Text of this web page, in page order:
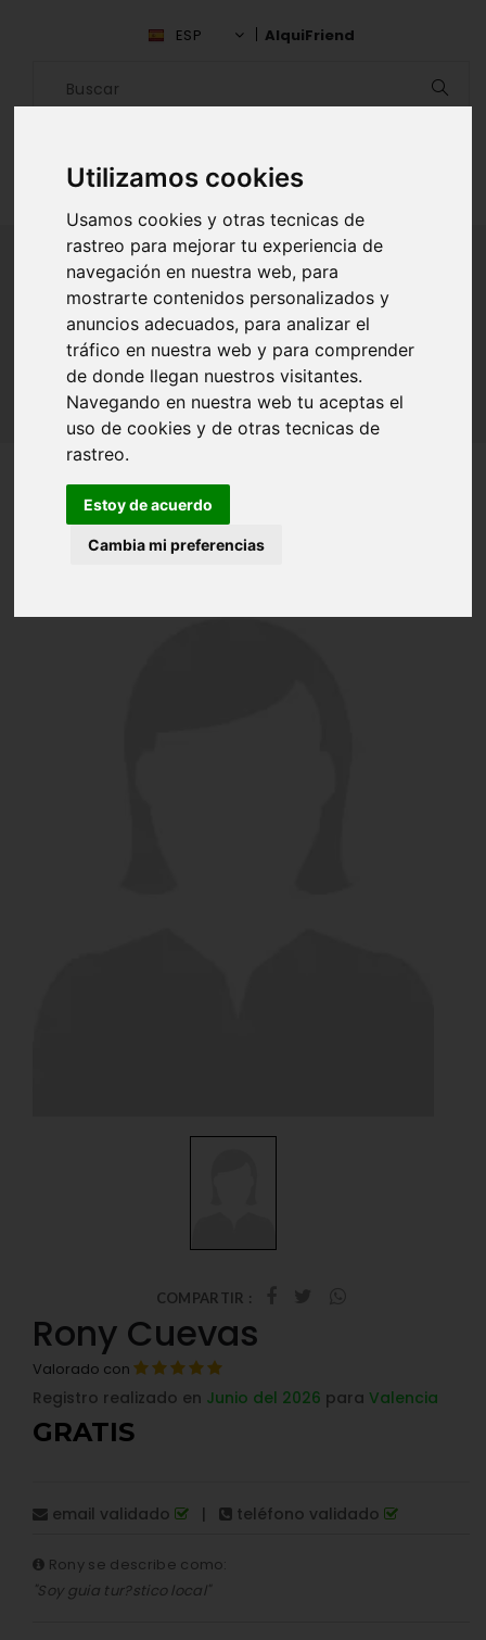
Utilizamos cookies
Usamos cookies y otras tecnicas de
rastreo para mejorar tu experiencia de
navegación en nuestra web, para
mostrarte contenidos personalizados y
anuncios adecuados, para analizar el
tráfico en nuestra web y para comprender
de donde llegan nuestros visitantes.
Navegando en nuestra web tu aceptas el
uso de cookies y de otras tecnicas de
rastreo.
Estoy de acuerdo
Cambia mi preferencias
ESP AlquiFriend
ALQUILAR AMIGO
Inicio Amigos Valencia Rony Cuevas
COMPARTIR :
Rony Cuevas
Valorado con
Registro realizado en Junio del 2026 para Valencia
GRATIS
email validado | teléfono validado
Rony se describe como:
"Soy guia tur?stico local"